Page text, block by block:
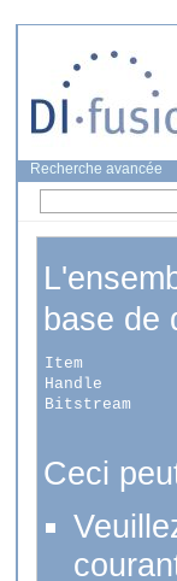
Recherche avancée
base de
Item
Handle
Bitstream
Ceci